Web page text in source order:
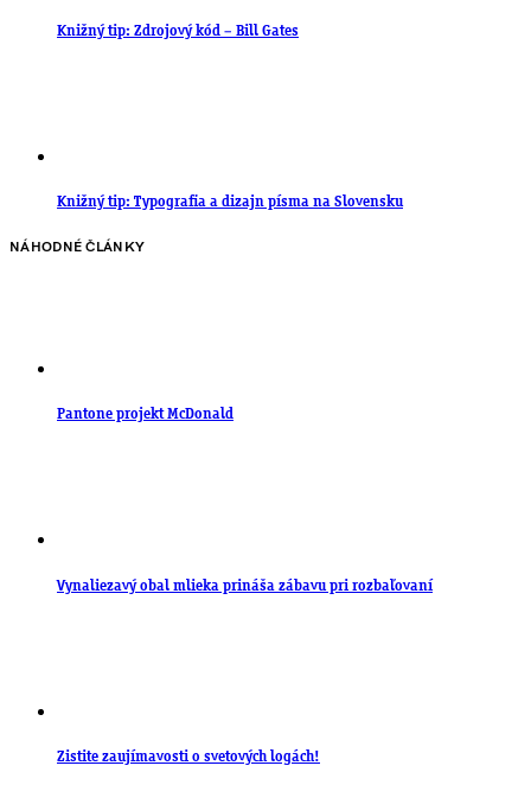
Knižný tip: Zdrojový kód – Bill Gates
Knižný tip: Typografia a dizajn písma na Slovensku
NÁHODNÉ ČLÁNKY
Pantone projekt McDonald
Vynaliezavý obal mlieka prináša zábavu pri rozbaľovaní
Zistite zaujímavosti o svetových logách!